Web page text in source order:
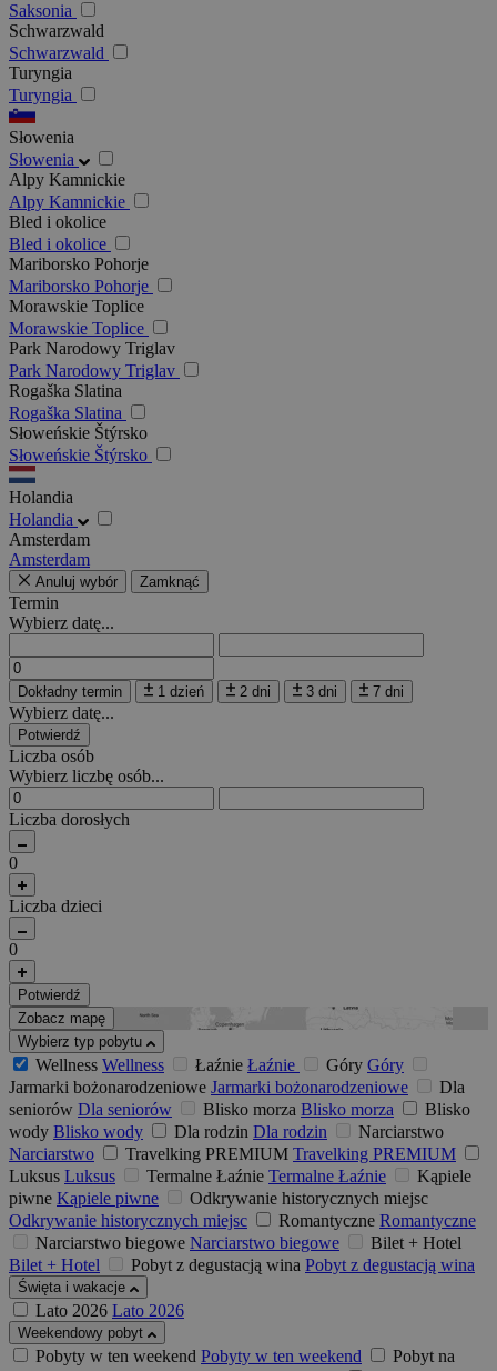
Saksonia
Schwarzwald
Schwarzwald
Turyngia
Turyngia
Słowenia
Słowenia
Alpy Kamnickie
Alpy Kamnickie
Bled i okolice
Bled i okolice
Mariborsko Pohorje
Mariborsko Pohorje
Morawskie Toplice
Morawskie Toplice
Park Narodowy Triglav
Park Narodowy Triglav
Rogaška Slatina
Rogaška Slatina
Słoweńskie Štýrsko
Słoweńskie Štýrsko
Holandia
Holandia
Amsterdam
Amsterdam
Anuluj wybór Zamknąć
Termin
Wybierz datę...
Dokładny termin 1 dzień 2 dni 3 dni 7 dni
Wybierz datę...
Potwierdź
Liczba osób
Wybierz liczbę osób...
Liczba dorosłych
0
Liczba dzieci
0
Potwierdź
Zobacz mapę
Wybierz typ pobytu
Wellness Wellness Łaźnie Łaźnie Góry Góry
Jarmarki bożonarodzeniowe Jarmarki bożonarodzeniowe
Dla
seniorów Dla seniorów Blisko morza Blisko morza
Blisko
wody Blisko wody Dla rodzin Dla rodzin
Narciarstwo
Narciarstwo
Travelking PREMIUM Travelking PREMIUM
Luksus Luksus Termalne Łaźnie Termalne Łaźnie
Kąpiele
piwne Kąpiele piwne
Odkrywanie historycznych miejsc
Odkrywanie historycznych miejsc
Romantyczne Romantyczne
Narciarstwo biegowe Narciarstwo biegowe
Bilet + Hotel
Bilet + Hotel
Pobyt z degustacją wina Pobyt z degustacją wina
Święta i wakacje
Lato 2026 Lato 2026
Weekendowy pobyt
Pobyty w ten weekend Pobyty w ten weekend
Pobyt na